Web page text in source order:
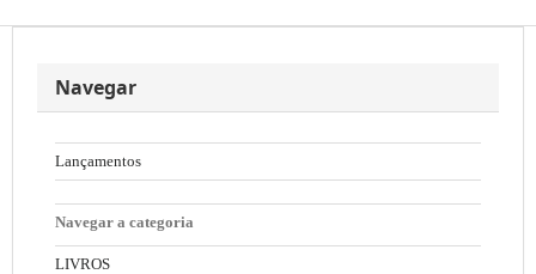
Navegar
Lançamentos
Navegar a categoria
LIVROS